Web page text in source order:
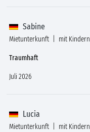
Sabine
Mietunterkunft mit Kindern
Traumhaft
Juli 2026
Lucia
Mietunterkunft mit Kindern